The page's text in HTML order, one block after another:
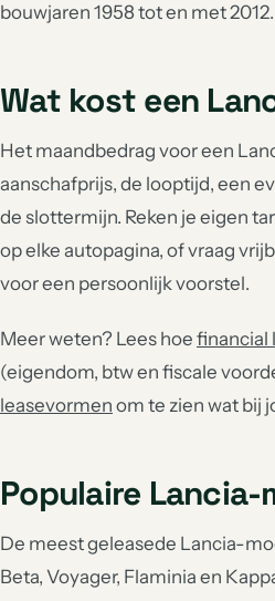
bouwjaren 1958 tot en met 2012.
Wat kost een
Het maandbedrag voor een
aanschafprijs, de looptijd, een
de slottermijn. Reken je eigen
op elke autopagina, of vraag
voor een persoonlijk voorstel.
Meer weten? Lees hoe financial
(eigendom, btw en fiscale
leasevormen om te zien wat bij
Populaire Lancia-
De meest geleasede Lancia-
Beta, Voyager, Flaminia en